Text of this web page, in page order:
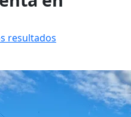
resultados